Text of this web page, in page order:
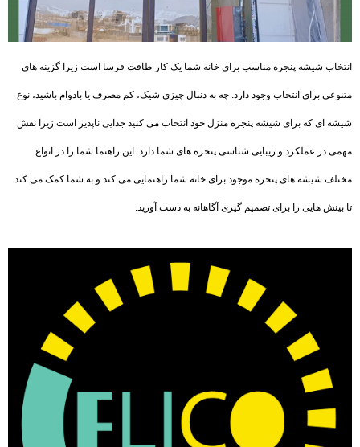
انتخاب شیشه پنجره مناسب برای خانه شما یک کار طاقت فرسا است زیرا گزینه های
متنوعی برای انتخاب وجود دارد. چه به دنبال چیزی شیک، کم مصرف یا بادوام باشید، نوع
شیشه ای که برای شیشه پنجره منزل خود انتخاب می کنید جدایی ناپذیر است زیرا نقش
مهمی در عملکرد و زیبایی شناسی پنجره های شما دارد. این راهنما شما را در انواع
مختلف شیشه های پنجره موجود برای خانه شما راهنمایی می کند و به شما کمک می کند
تا بینش هایی را برای تصمیم گیری آگاهانه به دست آورید.